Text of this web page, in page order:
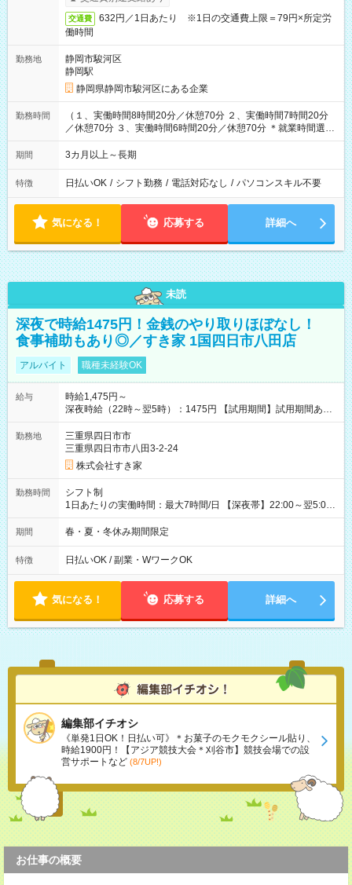
交通費
632円／1日あたり ※1日の交通費上限＝79円×所定労
働時間
勤務地
静岡市駿河区
静岡駅
静岡県静岡市駿河区にある企業
勤務時間
（１、実働時間8時間20分／休憩70分 ２、実働時間7時間20分
／休憩70分 ３、実働時間6時間20分／休憩70分 ＊就業時間選択
OK）
期間 3カ月以上～長期
特徴 日払いOK / シフト勤務 / 電話対応なし / パソコンスキル不要
気になる！ 応募する 詳細へ
未読
深夜で時給1475円！金銭のやり取りほぼなし！
食事補助もあり◎／すき家 1国四日市八田店
アルバイト 職種未経験OK
給与
時給1,475円～
深夜時給（22時～翌5時）：1475円 【試用期間】試用期間あり
試用期間の長さ：1ヶ月 雇用形態、給与は本採用時と同じです。
試用期間の実態は30日（※条件変更なし）ですが、切り上げで
一ヶ月とさせていただきます。 研修制度あり：15時間(研修中も
同時給）
勤務地
三重県四日市市
三重県四日市市八田3-2-24
株式会社すき家
勤務時間
シフト制
1日あたりの実働時間：最大7時間/日 【深夜帯】22:00～翌5:00
週2日～・1日2h～OK◎ ※22:00から翌5:00までは18歳以上の方
のみ勤務可能です（18歳未満の深夜業務禁止のため） ★深夜で
す。 必ず、2名以上での勤務を行いますので、安心して働けま
す。
期間 春・夏・冬休み期間限定
特徴 日払いOK / 副業・WワークOK
気になる！ 応募する 詳細へ
編集部イチオシ
《単発1日OK！日払い可》＊お菓子のモクモクシール貼り、
時給1900円！【アジア競技大会＊刈谷市】競技会場での設
営サポートなど (8/7UP!)
お仕事の概要